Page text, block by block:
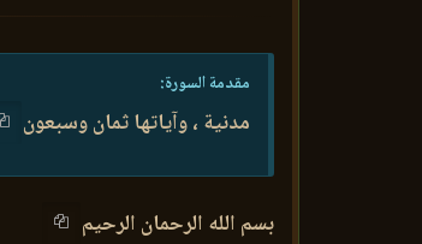
مقدمة السورة:
مدنية ، وآياتها ثمان وسبعون
بسم الله الرحمان الرحيم